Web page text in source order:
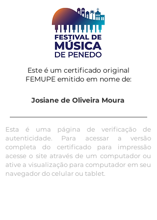
Este é um certificado original
FEMUPE emitido em nome de:
Josiane de Oliveira Moura
Esta é uma página de verificação de
autenticidade. Para acessar a versão
completa do certificado para impressão
acesse o site através de um computador ou
ative a visualização para computador em seu
navegador do celular ou tablet.